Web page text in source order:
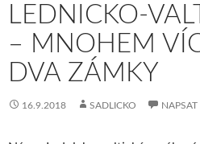
LEDNICKO-
– MNOHEM
DVA ZÁMKY
16.9.2018 SADLICKO